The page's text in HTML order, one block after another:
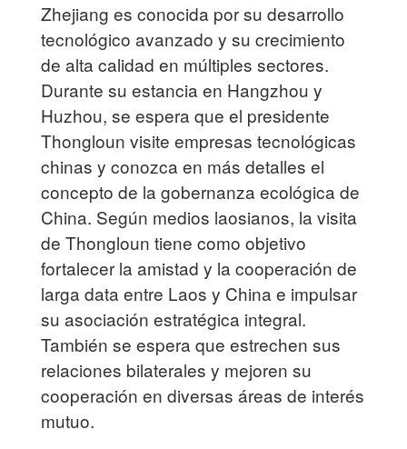
Zhejiang es conocida por su desarrollo
tecnológico avanzado y su crecimiento
de alta calidad en múltiples sectores.
Durante su estancia en Hangzhou y
Huzhou, se espera que el presidente
Thongloun visite empresas tecnológicas
chinas y conozca en más detalles el
concepto de la gobernanza ecológica de
China. Según medios laosianos, la visita
de Thongloun tiene como objetivo
fortalecer la amistad y la cooperación de
larga data entre Laos y China e impulsar
su asociación estratégica integral.
También se espera que estrechen sus
relaciones bilaterales y mejoren su
cooperación en diversas áreas de interés
mutuo.